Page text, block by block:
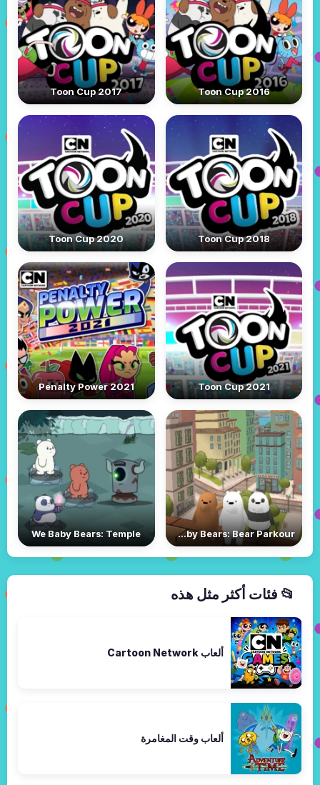
Toon Cup 2016
Toon Cup 2017
Toon Cup 2018
Toon Cup 2020
Toon Cup 2021
Penalty Power 2021
We Baby Bears: Bear Parkour
We Baby Bears: Temple
📂 فئات أكثر مثل هذه
ألعاب Cartoon Network
ألعاب وقت المغامرة